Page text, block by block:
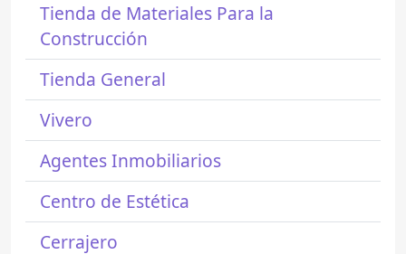
Tienda de Materiales Para la
Construcción
Tienda General
Vivero
Agentes Inmobiliarios
Centro de Estética
Cerrajero